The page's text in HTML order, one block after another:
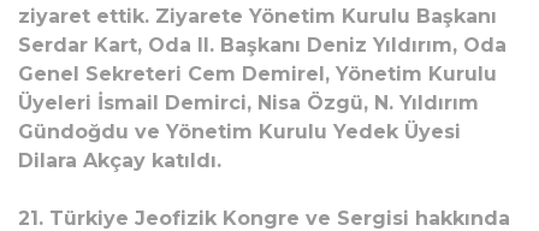
ziyaret ettik. Ziyarete Yönetim Kurulu Başkanı
Serdar Kart, Oda II. Başkanı Deniz Yıldırım, Oda
Genel Sekreteri Cem Demirel, Yönetim Kurulu
Üyeleri İsmail Demirci, Nisa Özgü, N. Yıldırım
Gündoğdu ve Yönetim Kurulu Yedek Üyesi
Dilara Akçay katıldı.
21. Türkiye Jeofizik Kongre ve Sergisi hakkında